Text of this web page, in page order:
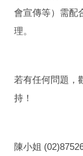
會宣傳等）需配
理。
若有任何問題，
持！
陳小姐